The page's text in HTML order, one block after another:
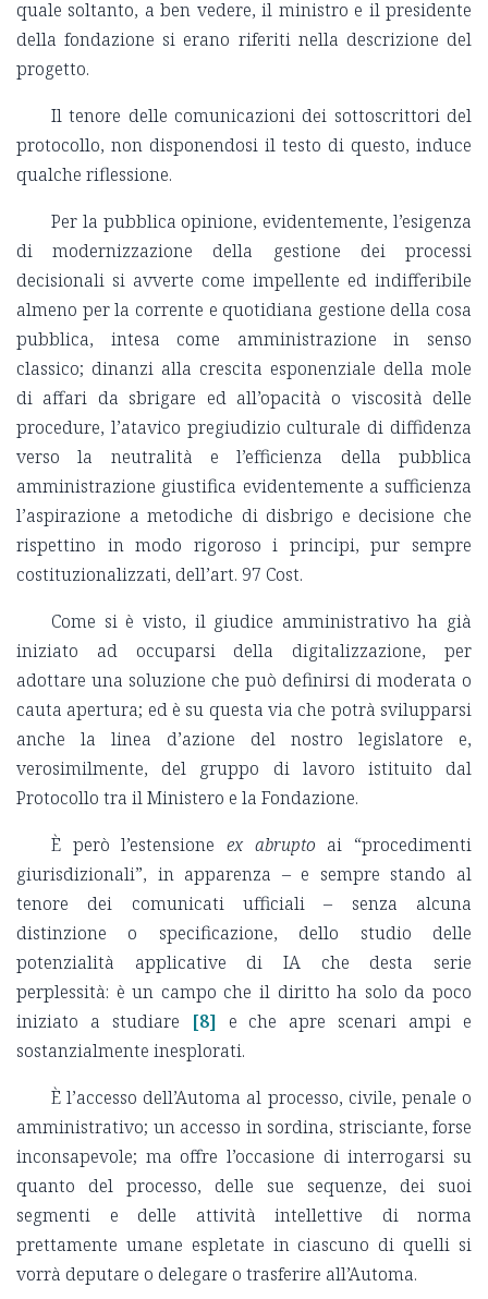
quale soltanto, a ben vedere, il ministro e il presidente
della fondazione si erano riferiti nella descrizione del
progetto.
Il tenore delle comunicazioni dei sottoscrittori del
protocollo, non disponendosi il testo di questo, induce
qualche riflessione.
Per la pubblica opinione, evidentemente, l’esigenza
di modernizzazione della gestione dei processi
decisionali si avverte come impellente ed indifferibile
almeno per la corrente e quotidiana gestione della cosa
pubblica, intesa come amministrazione in senso
classico; dinanzi alla crescita esponenziale della mole
di affari da sbrigare ed all’opacità o viscosità delle
procedure, l’atavico pregiudizio culturale di diffidenza
verso la neutralità e l’efficienza della pubblica
amministrazione giustifica evidentemente a sufficienza
l’aspirazione a metodiche di disbrigo e decisione che
rispettino in modo rigoroso i principi, pur sempre
costituzionalizzati, dell’art. 97 Cost.
Come si è visto, il giudice amministrativo ha già
iniziato ad occuparsi della digitalizzazione, per
adottare una soluzione che può definirsi di moderata o
cauta apertura; ed è su questa via che potrà svilupparsi
anche la linea d’azione del nostro legislatore e,
verosimilmente, del gruppo di lavoro istituito dal
Protocollo tra il Ministero e la Fondazione.
È però l’estensione ex abrupto ai “procedimenti
giurisdizionali”, in apparenza – e sempre stando al
tenore dei comunicati ufficiali – senza alcuna
distinzione o specificazione, dello studio delle
potenzialità applicative di IA che desta serie
perplessità: è un campo che il diritto ha solo da poco
iniziato a studiare
[8] e che apre scenari ampi e
sostanzialmente inesplorati.
È l’accesso dell’Automa al processo, civile, penale o
amministrativo; un accesso in sordina, strisciante, forse
inconsapevole; ma offre l’occasione di interrogarsi su
quanto del processo, delle sue sequenze, dei suoi
segmenti e delle attività intellettive di norma
prettamente umane espletate in ciascuno di quelli si
vorrà deputare o delegare o trasferire all’Automa.